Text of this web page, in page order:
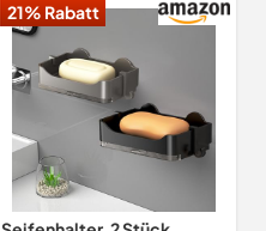
21% Rabatt